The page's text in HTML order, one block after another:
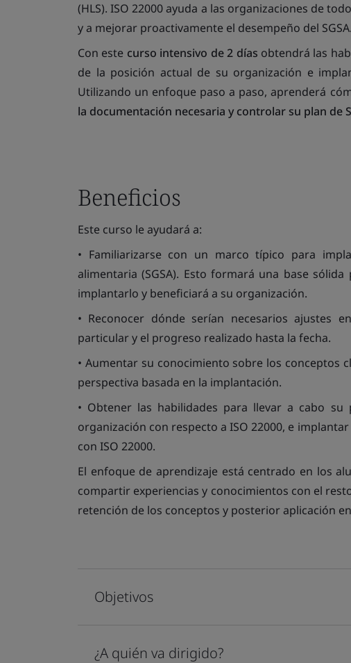
(HLS). ISO 22000 ayuda a las organizaciones de
y a mejorar proactivamente el desempeño del SGSA.
Con este curso intensivo de 2 días obtendrá las
de la posición actual de su organización e
Utilizando un enfoque paso a paso, aprenderá
la documentación necesaria y controlar su plan de
Beneficios
Este curso le ayudará a:
• Familiarizarse con un marco típico para
alimentaria (SGSA). Esto formará una base
implantarlo y beneficiará a su organización.
• Reconocer dónde serían necesarios ajustes
particular y el progreso realizado hasta la fecha.
• Aumentar su conocimiento sobre los conceptos
perspectiva basada en la implantación.
• Obtener las habilidades para llevar a cabo
organización con respecto a ISO 22000, e
con ISO 22000.
El enfoque de aprendizaje está centrado en los
compartir experiencias y conocimientos con el
retención de los conceptos y posterior aplicación
Objetivos
¿A quién va dirigido?